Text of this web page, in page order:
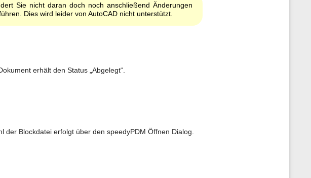
Sie nicht daran doch noch anschließend Änderungen
Dies wird leider von AutoCAD nicht unterstützt.
erhält den Status „Abgelegt“.
der Blockdatei erfolgt über den speedyPDM Öffnen Dialog.